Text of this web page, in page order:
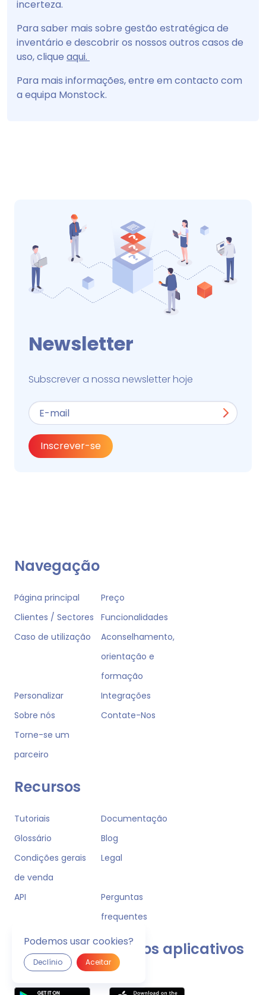
incerteza.
Para saber mais sobre gestão estratégica de
inventário e descobrir os nossos outros casos de
uso, clique aqui.
Para mais informações, entre em contacto com
a equipa Monstock.
Newsletter
Subscrever a nossa newsletter hoje
Inscrever-se
Navegação
Página principal
Preço
Clientes / Sectores
Funcionalidades
Caso de utilização
Aconselhamento,
orientação e
formação
Personalizar
Integrações
Sobre nós
Contate-Nos
Torne-se um
parceiro
Recursos
Tutoriais
Documentação
Glossário
Blog
Condições gerais
de venda
Legal
API
Perguntas
frequentes
Descubra os nossos aplicativos
móveis
Podemos usar cookies?
Declínio Aceitar